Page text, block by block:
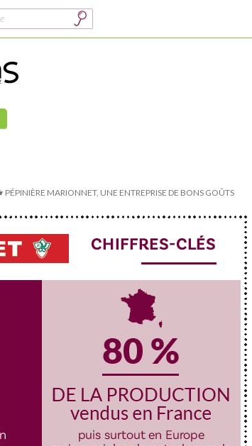
PÉPINIÈRE MARIONNET, UNE ENTREPRISE DE BONS GOÛTS